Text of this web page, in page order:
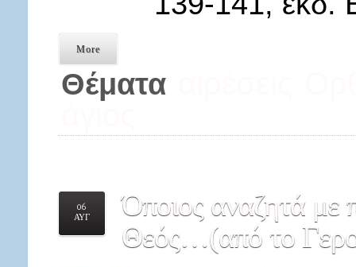
More
Θέματα
06
ΑΥΓ
Όποιος αναζητά με
Θεός…(από το